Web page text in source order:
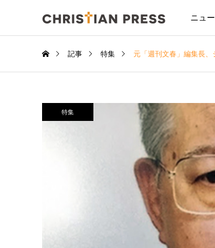
ニュ
記事 特集 元「週刊文春」編集長
特集